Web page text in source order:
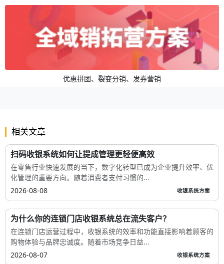
优惠拼团、裂变分销、发券营销
相关文章
扫码收银系统如何让提成管理更轻便高效
在零售行业快速发展的当下，数字化转型已成为企业提升效率、优
化管理的重要方向。随着消费者支付习惯的...
2026-08-08
收银系统方案
为什么你的连锁门店收银系统总在流失客户？
在连锁门店运营过程中，收银系统的效率和功能直接影响着顾客的
购物体验与品牌忠诚度。随着市场竞争日益...
2026-08-07
收银系统方案